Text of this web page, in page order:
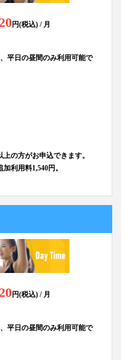
円(税込) / 月
平日の昼間のみ利用可能で
上の方がお申込できます。
加利用料1,540円。
円(税込) / 月
平日の昼間のみ利用可能で